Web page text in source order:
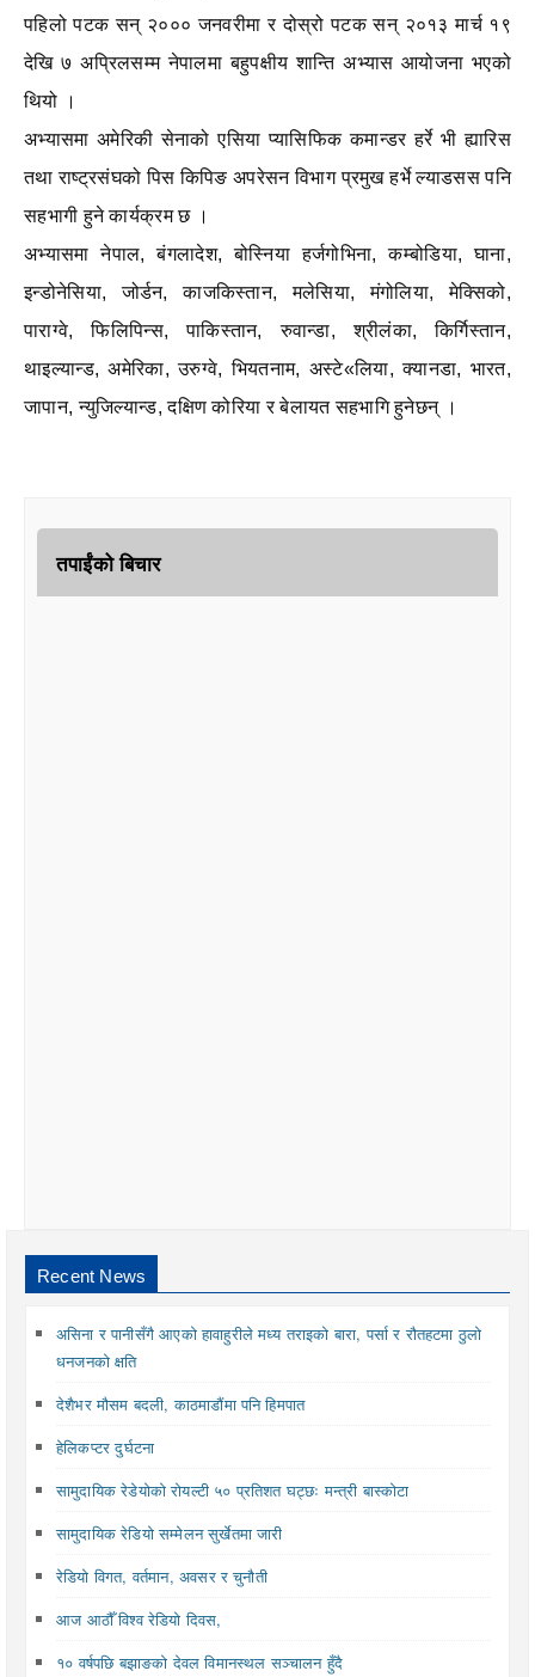
पहिलो पटक सन् २००० जनवरीमा र दोस्रो पटक सन् २०१३ मार्च १९
देखि ७ अप्रिलसम्म नेपालमा बहुपक्षीय शान्ति अभ्यास आयोजना भएको
थियो ।
अभ्यासमा अमेरिकी सेनाको एसिया प्यासिफिक कमान्डर हर्रे भी ह्यारिस
तथा राष्ट्रसंघको पिस किपिङ अपरेसन विभाग प्रमुख हर्भे ल्याडसस पनि
सहभागी हुने कार्यक्रम छ ।
अभ्यासमा नेपाल, बंगलादेश, बोस्निया हर्जगोभिना, कम्बोडिया, घाना,
इन्डोनेसिया, जोर्डन, काजकिस्तान, मलेसिया, मंगोलिया, मेक्सिको,
पाराग्वे, फिलिपिन्स, पाकिस्तान, रुवान्डा, श्रीलंका, किर्गिस्तान,
थाइल्यान्ड, अमेरिका, उरुग्वे, भियतनाम, अस्टे«लिया, क्यानडा, भारत,
जापान, न्युजिल्यान्ड, दक्षिण कोरिया र बेलायत सहभागि हुनेछन् ।
तपाईंको बिचार
Recent News
असिना र पानीसँगै आएको हावाहुरीले मध्य तराइको बारा, पर्सा र रौतहटमा ठुलो
धनजनको क्षति
देशैभर मौसम बदली, काठमाडौंमा पनि हिमपात
हेलिकप्टर दुर्घटना
सामुदायिक रेडेयोको रोयल्टी ५० प्रतिशत घट्छः मन्त्री बास्कोटा
सामुदायिक रेडियो सम्मेलन सुर्खेतमा जारी
रेडियो विगत, वर्तमान, अवसर र चुनौती
आज आठौँ विश्व रेडियो दिवस,
१० वर्षपछि बझाङको देवल विमानस्थल सञ्चालन हुँदै